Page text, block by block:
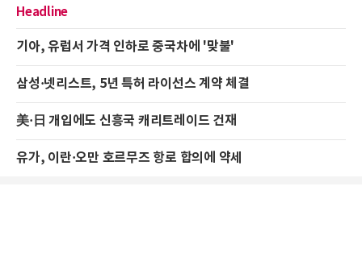
Headline
기아, 유럽서 가격 인하로 중국차에 '맞불'
삼성·넷리스트, 5년 특허 라이선스 계약 체결
美·日 개입에도 신흥국 캐리트레이드 건재
유가, 이란·오만 호르무즈 항로 합의에 약세